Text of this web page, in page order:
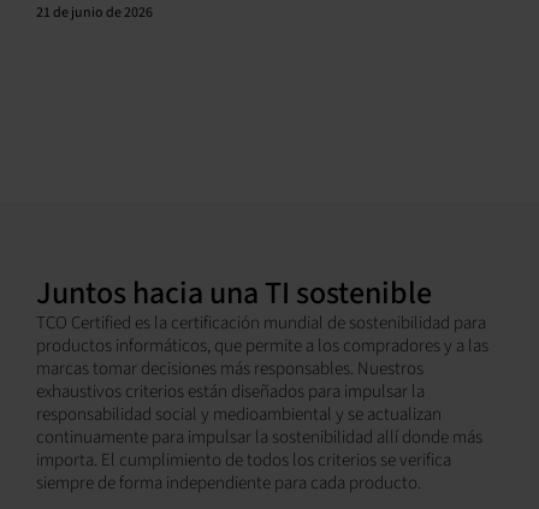
21 de junio de 2026
Juntos hacia una TI sostenible
TCO Certified es la certificación mundial de sostenibilidad para
productos informáticos, que permite a los compradores y a las
marcas tomar decisiones más responsables. Nuestros
exhaustivos criterios están diseñados para impulsar la
responsabilidad social y medioambiental y se actualizan
continuamente para impulsar la sostenibilidad allí donde más
importa. El cumplimiento de todos los criterios se verifica
siempre de forma independiente para cada producto.